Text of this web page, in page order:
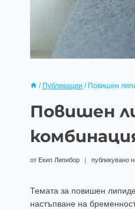
/ Публикации / Повишен
Повишен
от Екип Липибор публикувано
Темата за повишен
настъпване на